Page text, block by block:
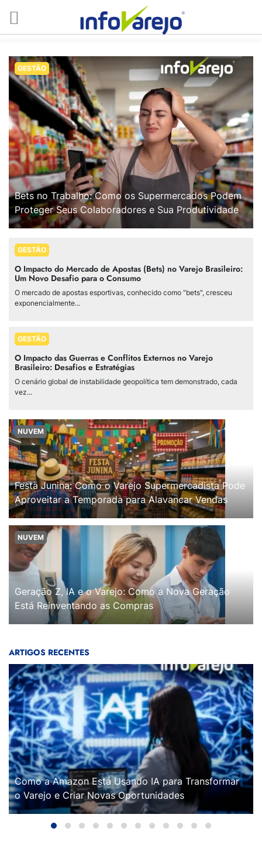
GESTÃO
Bets no Trabalho: Como os Supermercados Podem
Proteger Seus Colaboradores e Sua Produtividade
GESTÃO
O Impacto do Mercado de Apostas (Bets) no Varejo Brasileiro:
Um Novo Desafio para o Consumo
O mercado de apostas esportivas, conhecido como "bets", cresceu
exponencialmente...
GESTÃO
O Impacto das Guerras e Conflitos Externos no Varejo
Brasileiro: Desafios e Estratégias
O cenário global de instabilidade geopolítica tem demonstrado, cada
vez...
NUVEM
Festa Junina: Como o Varejo Supermercadista Pode
Aproveitar a Temporada para Alavancar Vendas
NUVEM
Geração Z, IA e o Varejo: Como a Nova Geração
Está Reinventando as Compras
ARTIGOS RECENTES
Como a Amazon Está Usando IA para Transformar
o Varejo e Criar Novas Oportunidades